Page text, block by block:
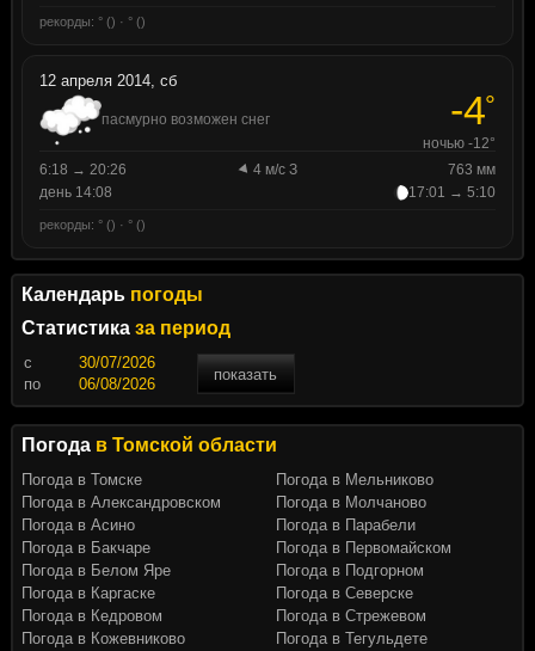
рекорды: ° () · ° ()
12 апреля 2014, сб
пасмурно возможен снег -4°
ночью -12°
6:18 → 20:26
4 м/с З
763 мм
день 14:08
17:01 → 5:10
рекорды: ° () · ° ()
Календарь погоды
Статистика за период
c
показать
по
Погода в Томской области
Погода в Томске
Погода в Александровском
Погода в Асино
Погода в Бакчаре
Погода в Белом Яре
Погода в Каргаске
Погода в Кедровом
Погода в Кожевниково
Погода в Мельниково
Погода в Молчаново
Погода в Парабели
Погода в Первомайском
Погода в Подгорном
Погода в Северске
Погода в Стрежевом
Погода в Тегульдете